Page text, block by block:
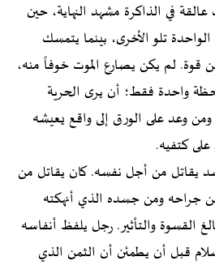
في الذاكرة مشهد النهاية، حين
تلو الأخرى، بينما يتمسك
قوة. لم يكن يصارع الموت خوفاً منه،
واحدة فقط؛ أن يرى الحرية
وعد على الورق إلى واقع يعيشه
كتفيه.
يقاتل من أجل نفسه. كان يقاتل من
جراحه ومن جسده الذي أنهكته
القسوة والتأثير. رجل يلفظ أنفاسه
قبل أن يطمئن أن الثمن الذي